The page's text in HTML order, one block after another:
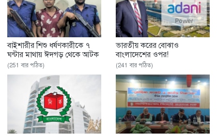
বাইশারীর শিশু ধর্ষণকারীকে ৭
ঘন্টার মাথায় ঈদগড় থেকে আটক
(251 বার পঠিত)
ভারতীয় করের বোঝাও
বাংলাদেশের ওপর!
(241 বার পঠিত)